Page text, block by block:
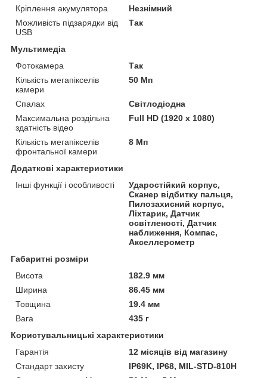
Кріплення акумулятора
Незнімний
Можливість підзарядки від
USB
Так
Мультимедіа
Фотокамера
Так
Кількість мегапікселів
камери
50 Мп
Спалах
Світлодіодна
Максимальна роздільна
здатність відео
Full HD (1920 x 1080)
Кількість мегапікселів
фронтальної камери
8 Мп
Додаткові характеристики
Інші функції і особливості
Ударостійкий корпус,
Сканер відбитку пальця,
Пилозахисний корпус,
Ліхтарик, Датчик
освітленості, Датчик
наближення, Компас,
Акселлерометр
Габаритні розміри
Висота
182.9 мм
Ширина
86.45 мм
Товщина
19.4 мм
Вага
435 г
Користувальницькі характеристики
Гарантія
12 місяців від магазину
Стандарт захисту
IP69K, IP68, MIL-STD-810H